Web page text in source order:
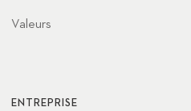
Valeurs
ENTREPRISE